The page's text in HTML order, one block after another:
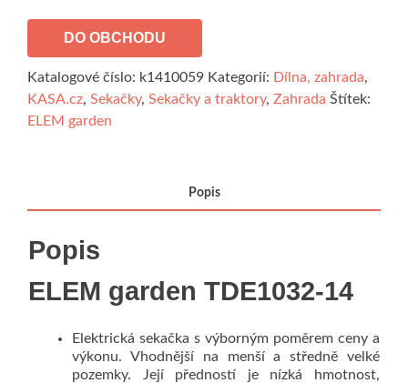
DO OBCHODU
Katalogové číslo: k1410059 Kategorií: Dílna, zahrada,
KASA.cz, Sekačky, Sekačky a traktory, Zahrada Štítek:
ELEM garden
Popis
Popis
ELEM garden TDE1032-14
Elektrická sekačka s výborným poměrem ceny a
výkonu. Vhodnější na menší a středně velké
pozemky. Její předností je nízká hmotnost,